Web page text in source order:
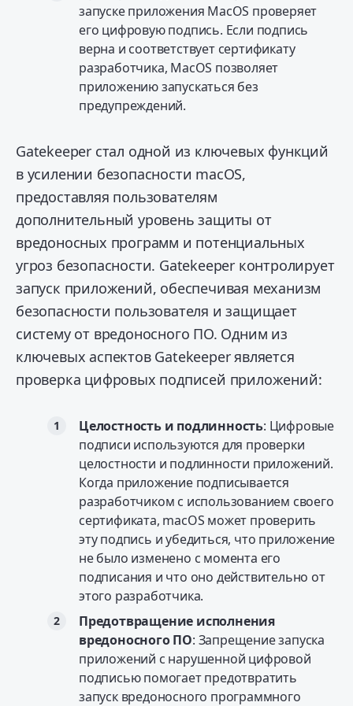
запуске приложения MacOS проверяет
его цифровую подпись. Если подпись
верна и соответствует сертификату
разработчика, MacOS позволяет
приложению запускаться без
предупреждений.
Gatekeeper стал одной из ключевых функций
в усилении безопасности macOS,
предоставляя пользователям
дополнительный уровень защиты от
вредоносных программ и потенциальных
угроз безопасности. Gatekeeper контролирует
запуск приложений, обеспечивая механизм
безопасности пользователя и защищает
систему от вредоносного ПО. Одним из
ключевых аспектов Gatekeeper является
проверка цифровых подписей приложений:
Целостность и подлинность: Цифровые
подписи используются для проверки
целостности и подлинности приложений.
Когда приложение подписывается
разработчиком с использованием своего
сертификата, macOS может проверить
эту подпись и убедиться, что приложение
не было изменено с момента его
подписания и что оно действительно от
этого разработчика.
Предотвращение исполнения
вредоносного ПО: Запрещение запуска
приложений с нарушенной цифровой
подписью помогает предотвратить
запуск вредоносного программного